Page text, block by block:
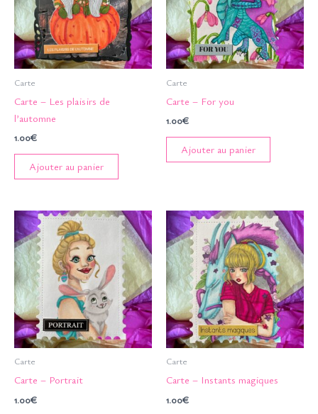
Carte
Carte – Les plaisirs de
l’automne
1.00€
Ajouter au panier
Carte
Carte – For you
1.00€
Ajouter au panier
Carte
Carte – Portrait
1.00€
Carte
Carte – Instants magiques
1.00€